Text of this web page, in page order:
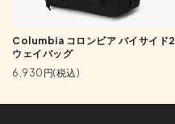
Columbia コロンビア バイサイド2
ウェイバッグ
6,930円(税込)